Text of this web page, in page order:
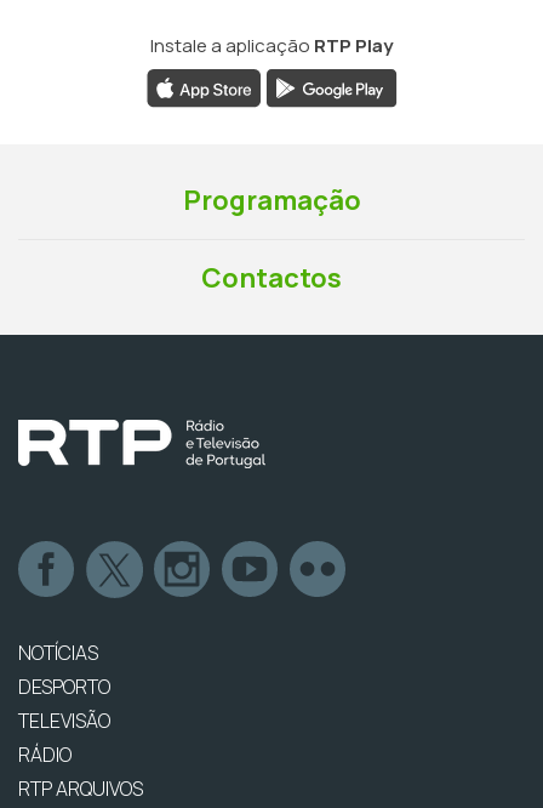
Instale a aplicação RTP Play
Programação
Contactos
NOTÍCIAS
DESPORTO
TELEVISÃO
RÁDIO
RTP ARQUIVOS